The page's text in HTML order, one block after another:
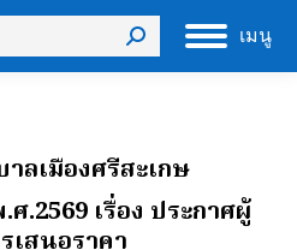
เมนู
ลเมืองศรีสะเกษ
.2569 เรื่อง ประกาศผู้